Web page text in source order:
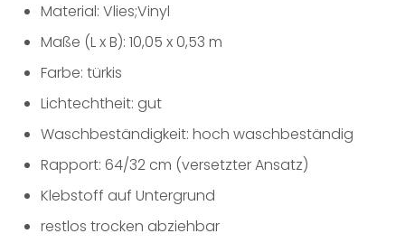
Material: Vlies;Vinyl
Maße (L x B): 10,05 x 0,53 m
Farbe: türkis
Lichtechtheit: gut
Waschbeständigkeit: hoch waschbeständig
Rapport: 64/32 cm (versetzter Ansatz)
Klebstoff auf Untergrund
restlos trocken abziehbar